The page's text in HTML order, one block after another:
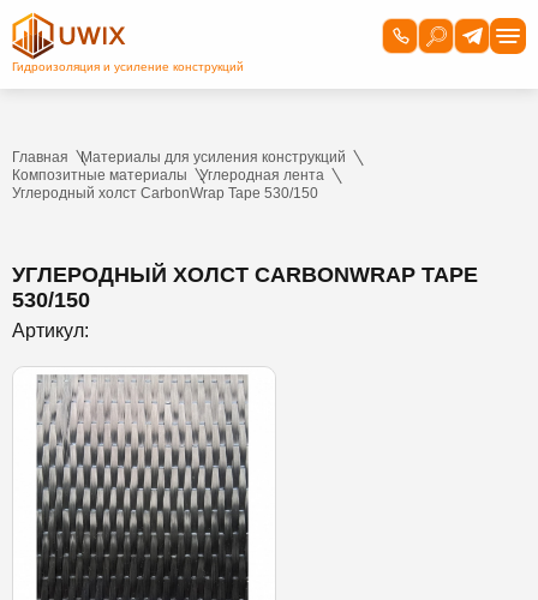
Главная
Материалы для усиления конструкций
Композитные материалы
Углеродная лента
Углеродный холст CarbonWrap Tape 530/150
УГЛЕРОДНЫЙ ХОЛСТ CARBONWRAP TAPE
530/150
Артикул: